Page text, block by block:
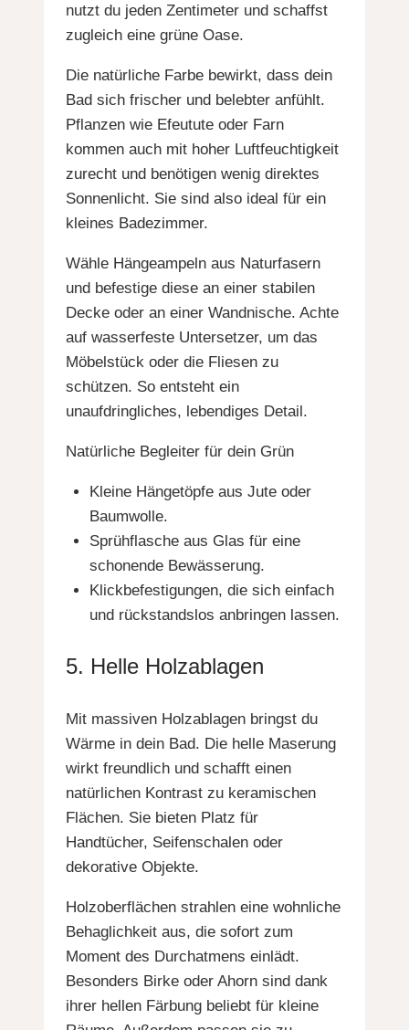
nutzt du jeden Zentimeter und schaffst
zugleich eine grüne Oase.
Die natürliche Farbe bewirkt, dass dein
Bad sich frischer und belebter anfühlt.
Pflanzen wie Efeutute oder Farn
kommen auch mit hoher Luftfeuchtigkeit
zurecht und benötigen wenig direktes
Sonnenlicht. Sie sind also ideal für ein
kleines Badezimmer.
Wähle Hängeampeln aus Naturfasern
und befestige diese an einer stabilen
Decke oder an einer Wandnische. Achte
auf wasserfeste Untersetzer, um das
Möbelstück oder die Fliesen zu
schützen. So entsteht ein
unaufdringliches, lebendiges Detail.
Natürliche Begleiter für dein Grün
Kleine Hängetöpfe aus Jute oder
Baumwolle.
Sprühflasche aus Glas für eine
schonende Bewässerung.
Klickbefestigungen, die sich einfach
und rückstandslos anbringen lassen.
5. Helle Holzablagen
Mit massiven Holzablagen bringst du
Wärme in dein Bad. Die helle Maserung
wirkt freundlich und schafft einen
natürlichen Kontrast zu keramischen
Flächen. Sie bieten Platz für
Handtücher, Seifenschalen oder
dekorative Objekte.
Holzoberflächen strahlen eine wohnliche
Behaglichkeit aus, die sofort zum
Moment des Durchatmens einlädt.
Besonders Birke oder Ahorn sind dank
ihrer hellen Färbung beliebt für kleine